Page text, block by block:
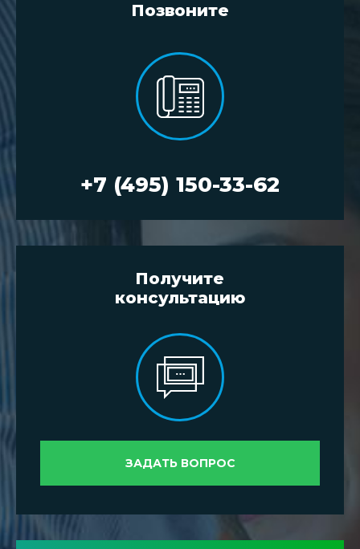
Позвоните
+7 (495) 150-33-62
Получите
консультацию
ЗАДАТЬ ВОПРОС